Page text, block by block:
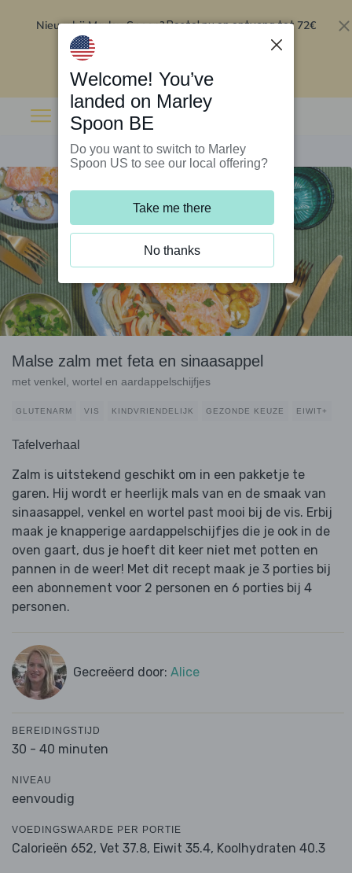
Nieuw bij Marley Spoon?Bestel nu en ontvang tot 72€
Malse zalm met feta en sinaasappel
met venkel, wortel en aardappelschijfjes
GLUTENARM VIS KINDVRIENDELIJK GEZONDE KEUZE EIWIT+
Tafelverhaal
Zalm is uitstekend geschikt om in een pakketje te
garen. Hij wordt er heerlijk mals van en de smaak van
sinaasappel, venkel en wortel past mooi bij de vis. Erbij
maak je knapperige aardappelschijfjes die je ook in de
oven gaart, dus je hoeft dit keer niet met potten en
pannen in de weer! Met dit recept maak je 3 porties bij
een abonnement voor 2 personen en 6 porties bij 4
personen.
Gecreëerd door: Alice
BEREIDINGSTIJD
30 - 40 minuten
NIVEAU
eenvoudig
VOEDINGSWAARDE PER PORTIE
Calorieën 652, Vet 37.8, Eiwit 35.4, Koolhydraten 40.3
Welcome! You’ve
landed on Marley
Spoon BE
Do you want to switch to Marley
Spoon US to see our local offering?
Take me there
No thanks